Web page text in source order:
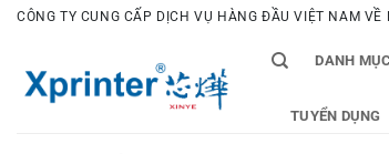
Bỏ
dung
CÔNG TY CUNG CẤP DỊCH VỤ HÀNG ĐẦU VIỆT NAM VỀ
DANH
TUYỂN DỤNG